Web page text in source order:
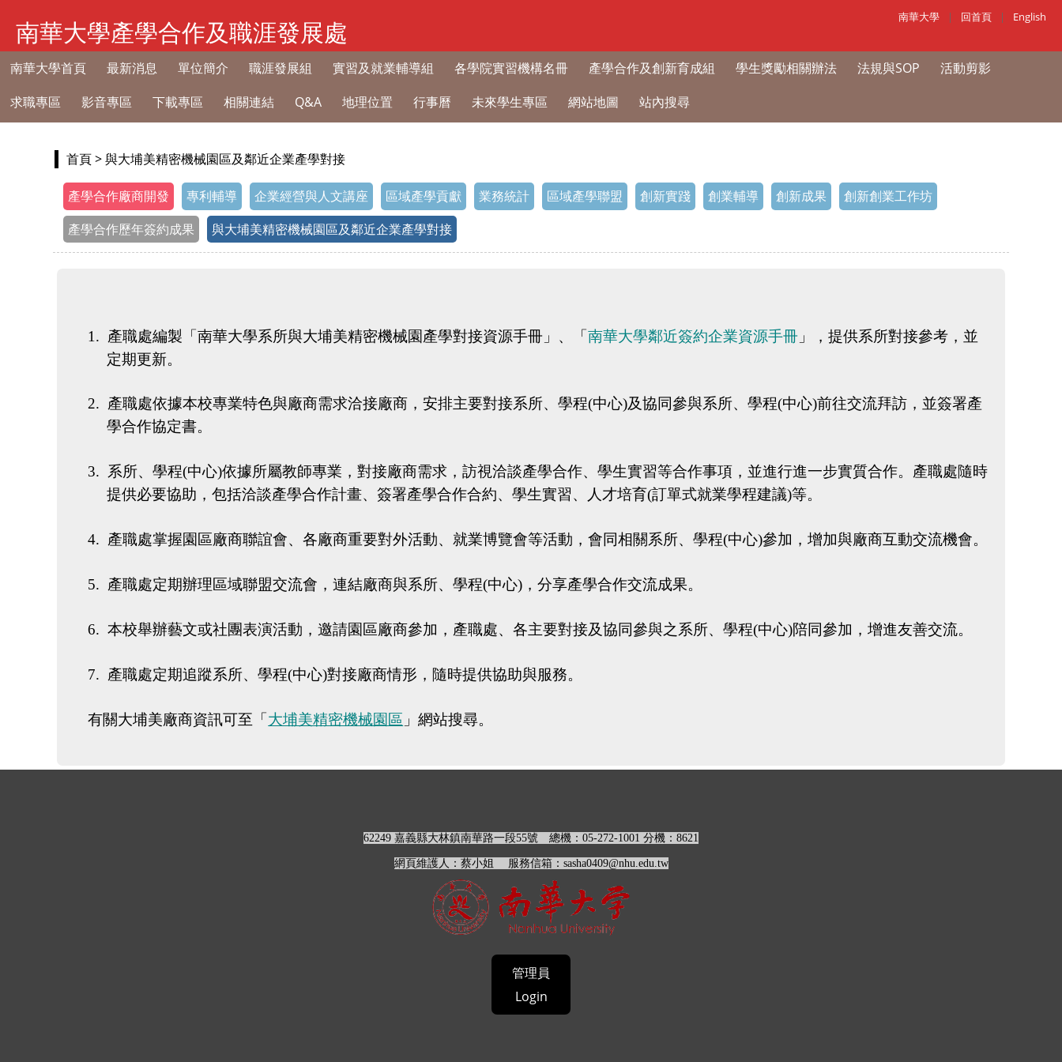
南華大學產學合作及職涯發展處
南華大學首頁 最新消息 單位簡介 職涯發展組 實習及就業輔導組 各學院實習機構名冊 產學合作及創新育成組 學生獎勵相關辦法 法規與SOP
活動剪影
求職專區
影音專區 下載專區 相關連結 Q&A 地理位置 行事曆 未來學生專區 網站地圖 站內搜尋
南華大學 | 回首頁 | English
首頁> 與大埔美精密機械園區及鄰近企業產學對接
產學合作廠商開發 專利輔導 企業經營與人文講座 區域產學貢獻 業務統計 區域產學聯盟 創新實踐 創業輔導 創新成果
創新創業工作坊
產學合作歷年簽約成果
與大埔美精密機械園區及鄰近企業產學對接
1. 產職處編製「南華大學系所與大埔美精密機械園產學對接資源手冊」、「南華大學鄰近簽約企業資源手冊 」，提供系所對接參考，並
定期更新。
2. 產職處依據本校專業特色與廠商需求洽接廠商，安排主要對接系所、學程(中心)及協同參與系所、學程(中心)前往交流拜訪，並簽署產
學合作協定書。
3. 系所、學程(中心)依據所屬教師專業，對接廠商需求，訪視洽談產學合作、學生實習等合作事項，並進行進一步實質合作。產職處隨時
提供必要協助，包括洽談產學合作計畫、簽署產學合作合約、學生實習、人才培育(訂單式就業學程建議)等。
4. 產職處掌握園區廠商聯誼會、各廠商重要對外活動、就業博覽會等活動，會同相關系所、學程(中心)參加，增加與廠商互動交流機會。
5. 產職處定期辦理區域聯盟交流會，連結廠商與系所、學程(中心) ，分享產學合作交流成果。
6.本校舉辦藝文或社團表演活動，邀請園區廠商參加，產職處、各主要對接及協同參與之系所、學程(中心)陪同參加，增進友善交流。
7. 產職處定期追蹤系所、學程(中心)對接廠商情形，隨時提供協助與服務。
有關大埔美廠商資訊可至「 大埔美精密機械園區 」網站搜尋。
62249 嘉義縣大林鎮南華路一段55號 總機：05-272-1001 分機： 8621
網頁維護人：蔡小姐 服務信箱：sasha0409@nhu.edu.tw
管理員
Login